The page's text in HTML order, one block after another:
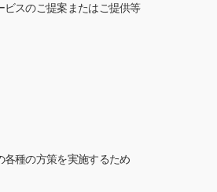
スのご提案またはご提供等
種の方策を実施するため